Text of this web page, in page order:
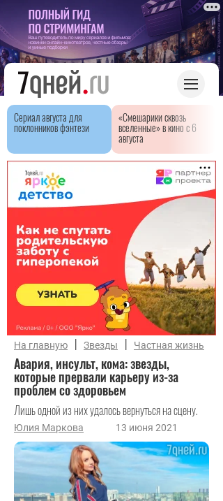
Сериал августа для
поклонников фэнтези
«Смешарики сквозь
вселенные» в кино с 6
августа
На главную | Звезды | Частная жизнь
Авария, инсульт, кома: звезды,
которые прервали карьеру из-за
проблем со здоровьем
Лишь одной из них удалось вернуться на сцену.
Юлия Маркова 13 июня 2021